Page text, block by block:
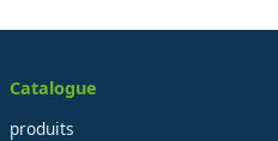
Catalogue
produits